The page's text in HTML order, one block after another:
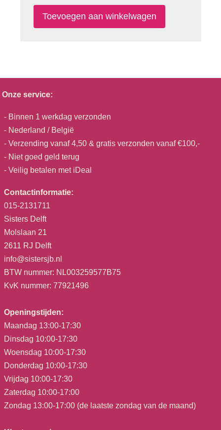
Onze service:
- Binnen 1 werkdag verzonden
- Nederland / België
- Verzending vanaf 4,50 & gratis verzonden vanaf €100,-
- Niet goed geld terug
- Veilig betalen met iDeal
Contactinformatie:
015-2131711
Sisters Delft
Molslaan 21
2611 RJ Delft
info@sistersjb.nl
BTW nummer: NL003259577B75
KvK nummer: 77921496
Openingstijden:
Maandag 13:00-17:30
Dinsdag 10:00-17:30
Woensdag 10:00-17:30
Donderdag 10:00-17:30
Vrijdag 10:00-17:30
Zaterdag 10:00-17:00
Zondag 13:00-17:00 (de laatste zondag van de maand)